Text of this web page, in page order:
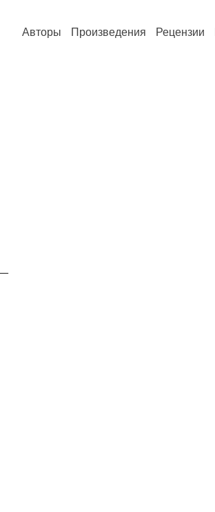
Авторы Произведения Рецензии